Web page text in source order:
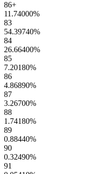
86+
11.74000%
83
54.39740%
84
26.66400%
85
7.20180%
86
4.86890%
87
3.26700%
88
1.74180%
89
0.88440%
90
0.32490%
91